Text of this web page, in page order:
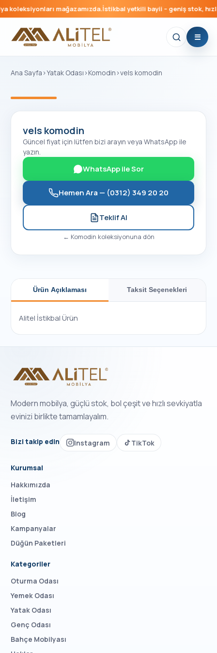
koleksiyonları mağazamızda.İstikbal yetkili bayii – geniş stok,
Ana Sayfa ›Yatak Odası ›Komodin ›vels komodin
vels komodin
Güncel fiyat için lütfen bizi arayın veya WhatsApp ile
yazın.
WhatsApp ile Sor
Hemen Ara — (0312) 349 20 20
Teklif Al
← Komodin koleksiyonuna dön
Ürün Açıklaması Taksit Seçenekleri
Alitel İstikbal Ürün
Modern mobilya, güçlü stok, bol çeşit ve hızlı sevkiyatla
evinizi birlikte tamamlayalım.
Bizi takip edin Instagram TikTok
Kurumsal
Hakkımızda
İletişim
Blog
Kampanyalar
Düğün Paketleri
Kategoriler
Oturma Odası
Yemek Odası
Yatak Odası
Genç Odası
Bahçe Mobilyası